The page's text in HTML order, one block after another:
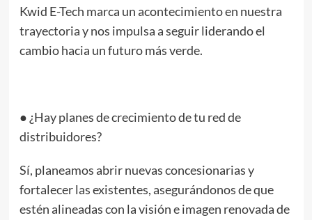
Kwid E-Tech marca un acontecimiento en nuestra
trayectoria y nos impulsa a seguir liderando el
cambio hacia un futuro más verde.
● ¿Hay planes de crecimiento de tu red de
distribuidores?
Sí, planeamos abrir nuevas concesionarias y
fortalecer las existentes, asegurándonos de que
estén alineadas con la visión e imagen renovada de